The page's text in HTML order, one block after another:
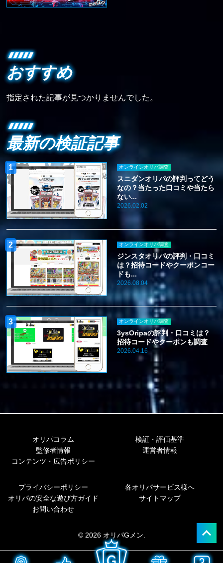
おすすめ
指定された記事が見つかりませんでした。
最新の検証記事
オンラインオリパ調査
スニダンオリパの評判ってどう
なの？当たった口コミや当たら
ない...
2026.02.02
オンラインオリパ調査
ジンスタオリパの評判・口コミ
は？招待コードやクーポンコー
ドも...
2026.08.04
オンラインオリパ調査
3ysOripaの評判・口コミは？
招待コードやクーポンも調査
2026.04.16
オリパコラム
検証・評価基準
監修者情報
運営者情報
コンテンツ・広告ポリシー
プライバシーポリシー
各オリパサービス様へ
オリパの安全な遊び方ガイド
サイトマップ
お問い合わせ
© 2026 オリパGメン.